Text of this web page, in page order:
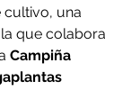
cultivo, una
que colabora
Campiña